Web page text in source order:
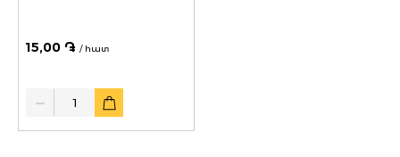
15,00 ֏ / հատ